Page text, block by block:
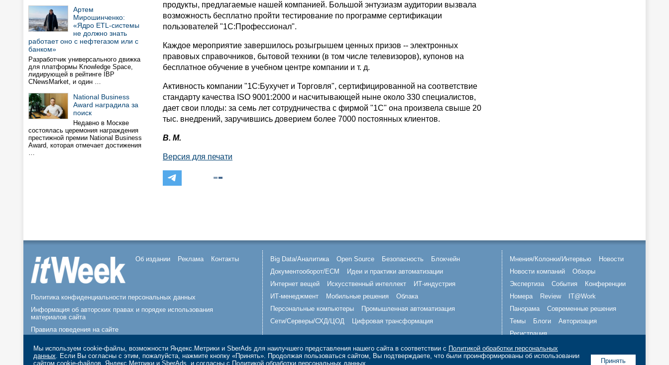
Артем
Мирошинченко:
«Ядро ETL-системы
не должно знать
работает оно с нефтегазом или с
банком»
Разработчик универсального движка
для платформы Knowledge Space,
лидирующей в рейтинге IBP
CNewsMarket, и один …
National Business
Award наградила за
поиск
Недавно в Москве
состоялась церемония награждения
престижной премии National Business
Award, которая отмечает достижения
…
продукты, предлагаемые нашей компанией. Большой энтузиазм аудитории вызвала
возможность бесплатно пройти тестирование по программе сертификации
пользователей "1С:Профессионал".
Каждое мероприятие завершилось розыгрышем ценных призов -- электронных
правовых справочников, бытовой техники (в том числе телевизоров), купонов на
бесплатное обучение в учебном центре компании и т. д.
Активность компании "1С:Бухучет и Торговля", сертифицированной на соответствие
стандарту качества ISO 9001:2000 и насчитывающей ныне около 330 специалистов,
дает свои плоды: за семь лет сотрудничества с фирмой "1C" она произвела свыше 20
тыс. внедрений, заручившись доверием более 7000 постоянных клиентов.
В. М.
Версия для печати
Об издании Реклама Контакты
Политика конфиденциальности персональных данных
Информация об авторских правах и порядке использования
материалов сайта
Правила поведения на сайте
Big Data/Аналитика Open Source Безопасность
Блокчейн
Документооборот/ECM
Идеи и практики автоматизации
Интернет вещей
Искусственный интеллект
ИТ-индустрия
ИТ-менеджмент
Мобильные решения
Облака
Персональные компьютеры
Промышленная автоматизация
Сети/Серверы/СХД/ЦОД
Цифровая трансформация
Мнения/Колонки/Интервью
Новости
Новости компаний
Обзоры
Экспертиза
События
Конференции
Номера
Review
IT@Work
Панорама
Современные решения
Темы
Блоги
Авторизация
Регистрация
Подписывайтесь на нас
Принять
Мы используем cookie-файлы, возможности Яндекс.Метрики и SberAds для наилучшего представления нашего сайта в соответствии с Политикой обработки персональных
данных. Если Вы согласны с этим, пожалуйста, нажмите кнопку «Принять». Продолжая пользоваться сайтом, Вы подтверждаете, что были проинформированы об использовании
сайтом cookie-файлов, Яндекс.Метрики и SberAds, и согласны с Политикой обработки персональных данных